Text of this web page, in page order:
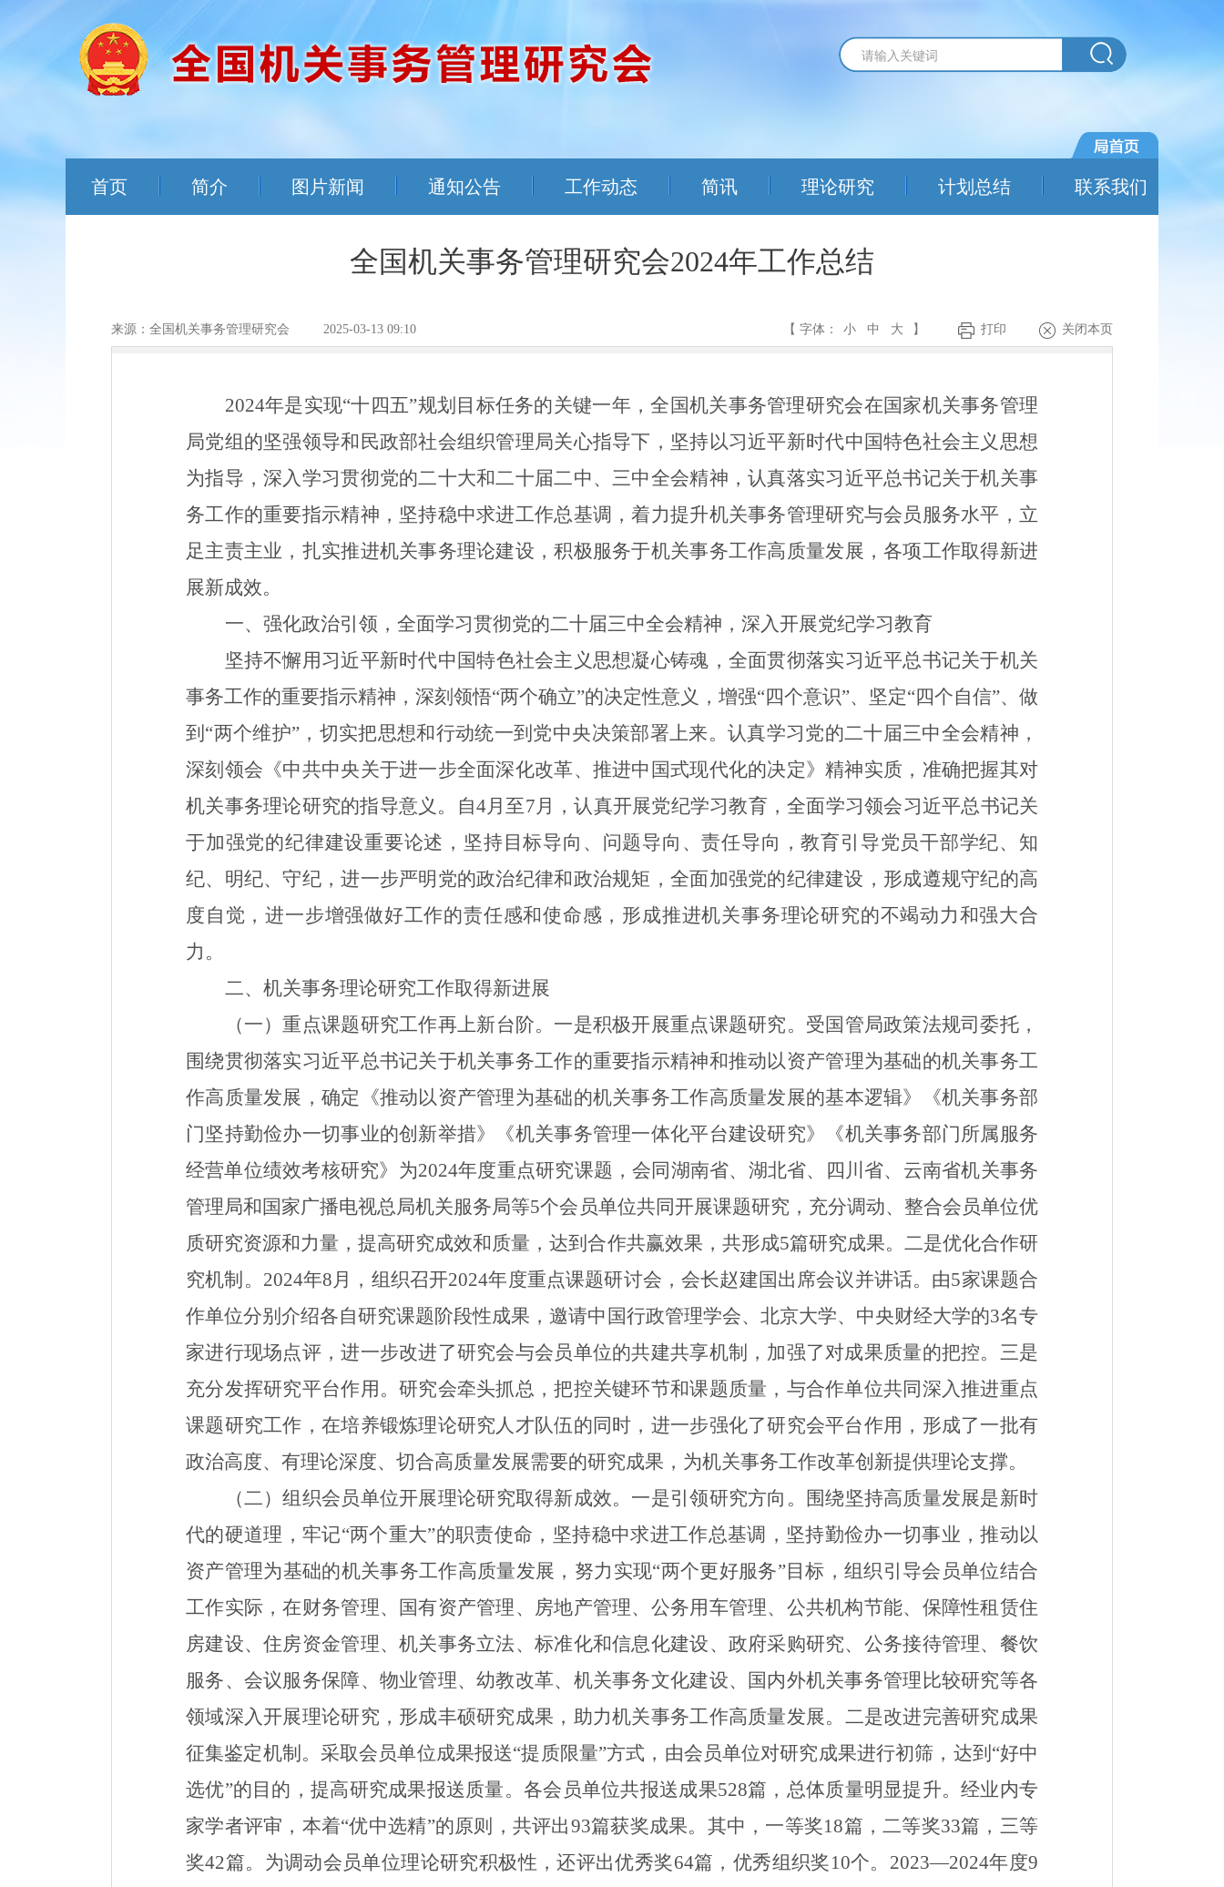
首页 简介 图片新闻 通知公告 工作动态 简讯 理论研究 计划总结 联系我们
全国机关事务管理研究会2024年工作总结
来源：全国机关事务管理研究会 2025-03-13 09:10 关闭本页
打印
【 字体： 小 中 大 】
2024年是实现“十四五”规划目标任务的关键一年，全国机关事务管理研究会在国家机关事务管理
局党组的坚强领导和民政部社会组织管理局关心指导下， 坚持以习近平新时代中国特色社会主义思想
为指导，深入学习贯彻党的二十大和二十届二中、三中全会精神，认真落实习近平总书记关于机关事
务工作的重要指示精神，坚持稳中求进工作总基调，着力提升机关事务管理研究与会员服务水平， 立
足主责主业，扎实推进机关事务理论建设，积极服务于机关事务工作高质量发展，各项工作取得新进
展新成效。
一、强化政治引领，全面学习贯彻党的二十届三中全会精神，深入开展党纪学习教育
坚持不懈用习近平新时代中国特色社会主义思想凝心铸魂，全面贯彻落实习近平总书记关于机关
事务工作的重要指示精神，深刻领悟“两个确立”的决定性意义，增强“四个意识”、坚定“四个自信”、做
到“两个维护”，切实把思想和行动统一到党中央决策部署上来。认真学习党的二十届三中全会精神，
深刻领会《中共中央关于进一步全面深化改革、推进中国式现代化的决定》精神实质，准确把握其对
机关事务理论研究的指导意义。
自4月至7月，认真开展党纪学习教育，全面学习领会习近平总书记关
于加强党的纪律建设重要论述 ，坚持目标导向、问题导向、责任导向，教育引导党员干部学纪、知
纪、明纪、守纪，进一步严明党的政治纪律和政治规矩，全面加强党的纪律建设，形成遵规守纪的高
度自觉，进一步增强做好工作的责任感和使命感，形成推进机关事务理论研究的不竭动力和强大合
力。
二、机关事务理论研究工作取得新进展
（一）重点课题研究工作再上新台阶。 一是积极开展重点课题研究。 受国管局政策法规司委托，
围绕贯彻落实习近平总书记关于机关事务工作的重要指示精神和推动以资产管理为基础的机关事务工
作高质量发展 ，确定 《推动以资产管理为基础的机关事务工作高质量发展的基本逻辑》《机关事务部
门坚持勤俭办一切事业的创新举措》《机关事务管理一体化平台建设研究》《机关事务部门所属服务
经营单位绩效考核研究》为2024年度重点研究课题，会同湖南省、 湖北省、 四川省、 云南省机关事务
管理局和 国家广播电视总局机关服务局等5个会员单位共同开展课题研究，充分调动、整合会员单位优
质研究资源和力量，提高研究成效和质量，达到合作共赢效果 ，共形成5篇研究成果。 二是优化合作研
究机制。 2024年8月，组织召开2024年度重点课题研讨会，会长赵建国出席会议并讲话。由5家课题合
作单位分别介绍各自研究课题阶段性成果，邀请中国行政管理学会、北京大学、中央财经大学的3名专
家进行现场点评，进一步改进了研究会与会员单位的共建共享机制，加强了对成果质量的把控。 三是
充分发挥研究平台作用。研究会牵头抓总，把控关键环节和课题质量，与合作单位共同深入推进重点
课题研究工作，在培养锻炼理论研究人才队伍的同时，进一步强化了研究会平台作用， 形成了一批有
政治高度、有理论深度、切合高质量发展需要的研究成果 ， 为机关事务工作改革创新提供理论支撑。
（二）组织会员单位开展理论研究取得新成效。 一是引领研究方向。
围绕坚持高质量发展是新时
代的硬道理，牢记“两个重大”的职责使命，坚持稳中求进工作总基调，坚持勤俭办一切事业，推动以
资产管理为基础的机关事务工作高质量发展，努力实现“两个更好服务”目标，组织引导会员单位结合
工作实际，在财务管理、国有资产管理、房地产管理、公务用车管理、公共机构节能、保障性租赁住
房建设、住房资金管理、机关事务立法、标准化和信息化建设、政府采购研究、公务接待管理、餐饮
服务、会议服务保障、物业管理、幼教改革、机关事务文化建设、国内外机关事务管理比较研究等各
领域深入开展理论研究，形成丰硕研究成果，助力机关事务工作高质量发展。 二是改进完善研究成果
征集鉴定机制。 采取会员单位成果报送“提质限量”方式，由会员单位对研究成果进行初筛，达到“好中
选优”的目的，提高研究成果报送质量。各会员单位共报送成果528篇，总体质量明显提升。经业内专
家学者评审， 本着“优中选精”的原则， 共评出93篇获奖成果。其中，一等奖18篇，二等奖33篇，三等
奖42篇。为调动会员单位理论研究积极性，还评出优秀奖64篇，优秀组织奖10个。 2023—2024年度9